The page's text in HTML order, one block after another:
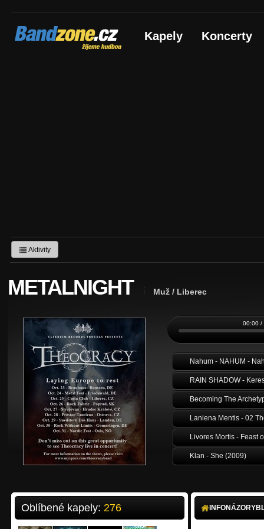
Bandzone.cz
žijeme hudbou Kapely Koncerty
Aktivity
METALNIGHT Muž / Liberec
00:00 /
RAIN SHADOW -
Becoming The
Laniena Mentis - 02
Livores Mortis - Feast
Klan - She (2009)
V.A.R. - Věci vostrý
Sagittari -
Oblíbené kapely: 276 INFONÁZORY